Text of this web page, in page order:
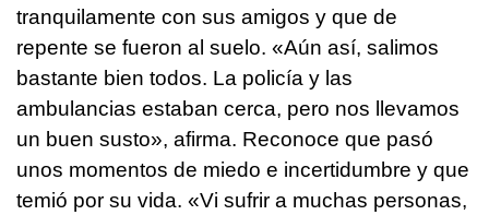
tranquilamente con sus amigos y que de
repente se fueron al suelo. «Aún así, salimos
bastante bien todos. La policía y las
ambulancias estaban cerca, pero nos llevamos
un buen susto», afirma. Reconoce que pasó
unos momentos de miedo e incertidumbre y que
temió por su vida. «Vi sufrir a muchas personas,